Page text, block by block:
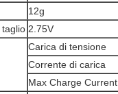
12g
taglio 2.75V
Carica di tensione
Corrente di carica
Max Charge Current